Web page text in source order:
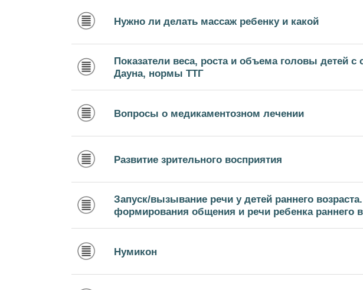
Нужно ли делать массаж ребенку и какой
Показатели веса, роста и объема головы детей
Дауна, нормы ТТГ
Вопросы о медикаментозном лечении
Развитие зрительного восприятия
Запуск/вызывание речи у детей раннего
формирования общения и речи ребенка раннего
Нумикон